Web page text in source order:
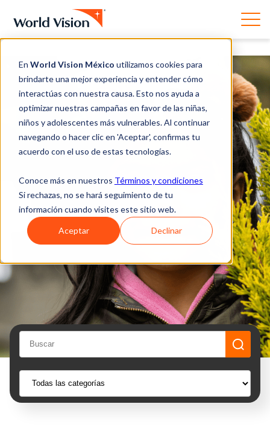
En World Vision México utilizamos cookies para
brindarte una mejor experiencia y entender cómo
interactúas con nuestra causa. Esto nos ayuda a
optimizar nuestras campañas en favor de las niñas,
niños y adolescentes más vulnerables. Al continuar
navegando o hacer clic en 'Aceptar', confirmas tu
acuerdo con el uso de estas tecnologías.
Conoce más en nuestros Términos y condiciones
Si rechazas, no se hará seguimiento de tu
información cuando visites este sitio web.
Aceptar Declinar